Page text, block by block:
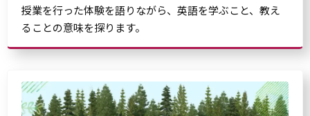
授業を行った体験を語りながら、英語を学ぶこと、教え
ることの意味を探ります。